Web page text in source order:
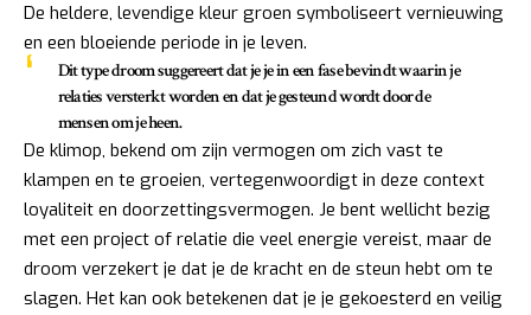
De heldere, levendige kleur groen symboliseert vernieuwing
en een bloeiende periode in je leven.
Dit type droom suggereert dat je je in een fase bevindt waarin je
relaties versterkt worden en dat je gesteund wordt door de
mensen om je heen.
De klimop, bekend om zijn vermogen om zich vast te
klampen en te groeien, vertegenwoordigt in deze context
loyaliteit en doorzettingsvermogen. Je bent wellicht bezig
met een project of relatie die veel energie vereist, maar de
droom verzekert je dat je de kracht en de steun hebt om te
slagen. Het kan ook betekenen dat je je gekoesterd en veilig